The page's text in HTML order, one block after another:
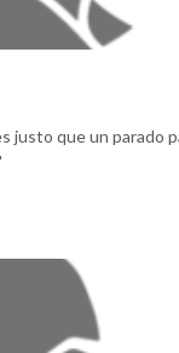
justo que un parado